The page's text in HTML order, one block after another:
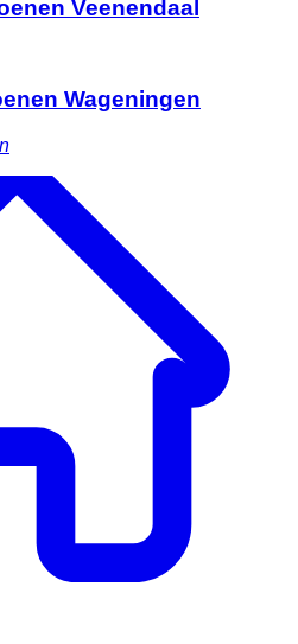
Veenendaal
Wageningen